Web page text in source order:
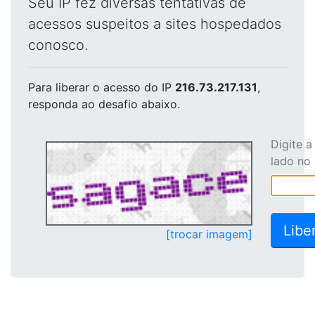
acessos suspeitos a sites hospedados
conosco.
Para liberar o acesso do IP 216.73.217.131,
responda ao desafio abaixo.
[trocar imagem]
Digite
lado no